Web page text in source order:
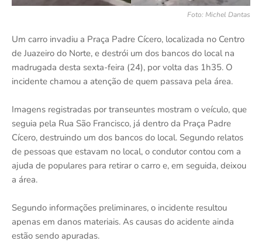
Foto: Michel Dantas
Um carro invadiu a Praça Padre Cícero, localizada no Centro
de Juazeiro do Norte, e destrói um dos bancos do local na
madrugada desta sexta-feira (24), por volta das 1h35. O
incidente chamou a atenção de quem passava pela área.
Imagens registradas por transeuntes mostram o veículo, que
seguia pela Rua São Francisco, já dentro da Praça Padre
Cícero, destruindo um dos bancos do local. Segundo relatos
de pessoas que estavam no local, o condutor contou com a
ajuda de populares para retirar o carro e, em seguida, deixou
a área.
Segundo informações preliminares, o incidente resultou
apenas em danos materiais. As causas do acidente ainda
estão sendo apuradas.